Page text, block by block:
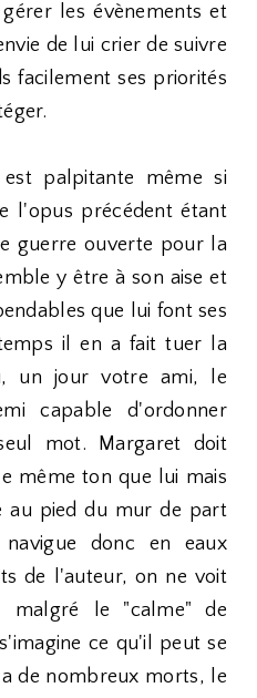
les évènements et
de lui crier de suivre
facilement ses priorités
est palpitante même si
l'opus précédent étant
guerre ouverte pour la
y être à son aise et
que lui font ses
il en a fait tuer la
un jour votre ami, le
capable d'ordonner
mot. Margaret doit
même ton que lui mais
au pied du mur de part
navigue donc en eaux
de l'auteur, on ne voit
malgré le "calme" de
ce qu'il peut se
de nombreux morts, le